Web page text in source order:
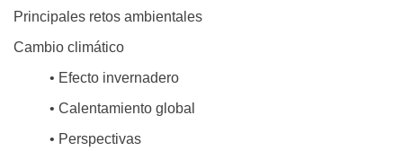
Principales retos ambientales
Cambio climático
• Efecto invernadero
• Calentamiento global
• Perspectivas